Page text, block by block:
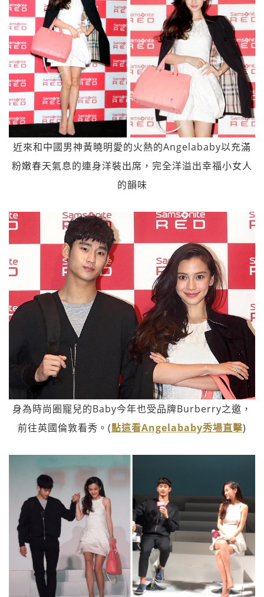
近來和中國男神黃曉明愛的火熱的Angelababy以充滿
粉嫩春天氣息的連身洋裝出席，完全洋溢出幸福小女人
的韻味
身為時尚圈寵兒的Baby今年也受品牌Burberry之邀，
前往英國倫敦看秀。(點這看Angelababy秀場直擊)